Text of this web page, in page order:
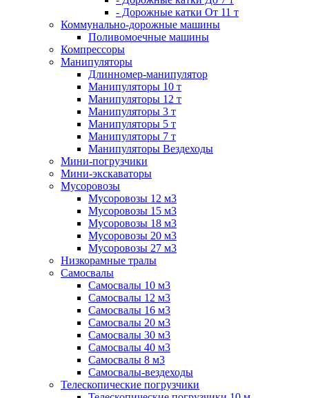
- Дорожные катки От 11 т
Коммунально-дорожные машины
Поливомоечные машины
Компрессоры
Манипуляторы
Длинномер-манипулятор
Манипуляторы 10 т
Манипуляторы 12 т
Манипуляторы 3 т
Манипуляторы 5 т
Манипуляторы 7 т
Манипуляторы Вездеходы
Мини-погрузчики
Мини-экскаваторы
Мусоровозы
Мусоровозы 12 м3
Мусоровозы 15 м3
Мусоровозы 18 м3
Мусоровозы 20 м3
Мусоровозы 27 м3
Низкорамные тралы
Самосвалы
Самосвалы 10 м3
Самосвалы 12 м3
Самосвалы 16 м3
Самосвалы 20 м3
Самосвалы 30 м3
Самосвалы 40 м3
Самосвалы 8 м3
Самосвалы-вездеходы
Телескопические погрузчики